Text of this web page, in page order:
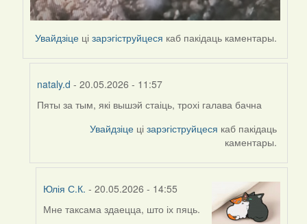
Увайдзіце цізарэгіструйцеся каб пакідаць каментары.
nataly.d - 20.05.2026 - 11:57
In
nataly.d
Пяты за тым, які вышэй стаіць, трохі галава бачна
Увайдзіце цізарэгіструйцеся каб пакідаць
каментары.
Юлія С.К. - 20.05.2026 - 14:55
In
Мне таксама здаецца, што іх пяць.